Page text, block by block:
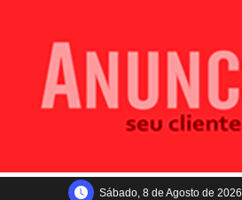
Sábado, 8 de Agosto de 2026